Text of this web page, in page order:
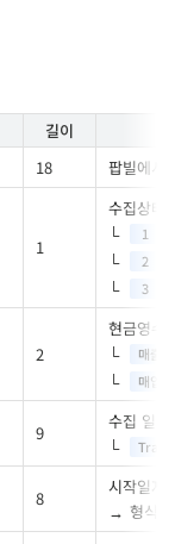
길이
18 팝빌에서
1
수집상태
1
2
3
2
현금영수
매출
매입
9
수집 일자
8
시작일자
형식 :